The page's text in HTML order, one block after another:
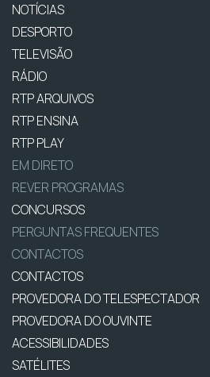
NOTÍCIAS
DESPORTO
TELEVISÃO
RÁDIO
RTP ARQUIVOS
RTP ENSINA
RTP PLAY
EM DIRETO
REVER PROGRAMAS
CONCURSOS
PERGUNTAS FREQUENTES
CONTACTOS
CONTACTOS
PROVEDORA DO TELESPECTADOR
PROVEDORA DO OUVINTE
ACESSIBILIDADES
SATÉLITES